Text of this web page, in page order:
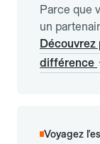
Parce que
un
différence
Voyagez